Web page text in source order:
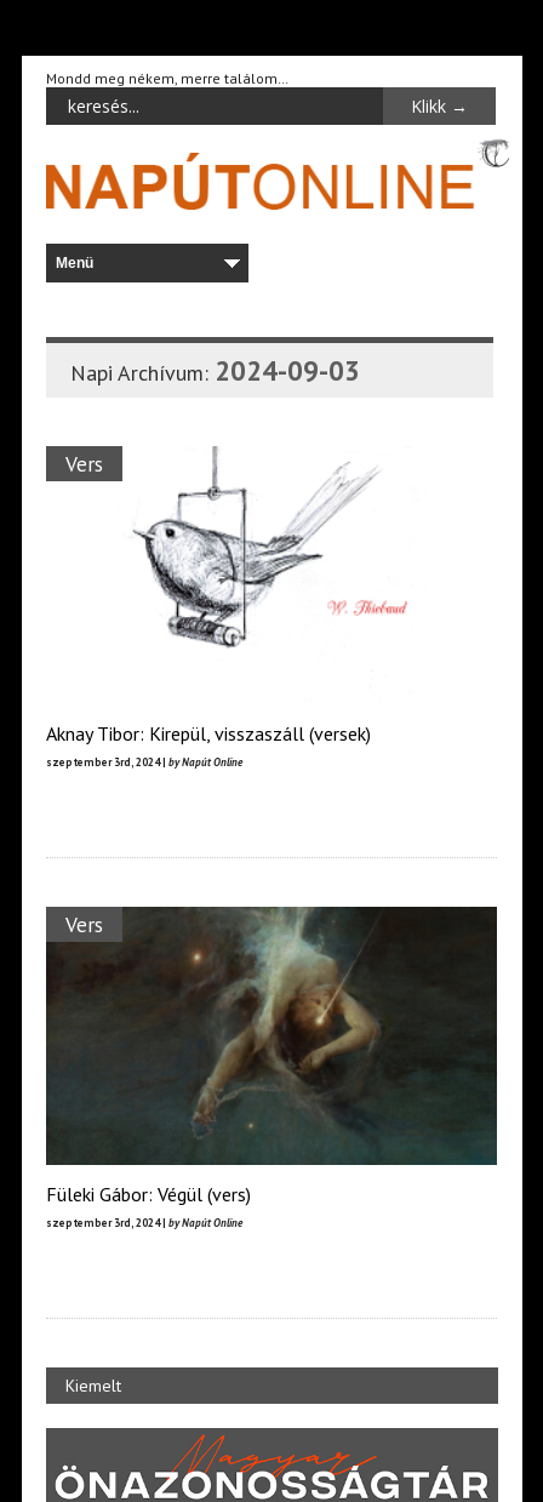
Mondd meg nékem, merre találom…
Napi Archívum: 2024-09-03
Vers
Aknay Tibor: Kirepül, visszaszáll (versek)
szeptember 3rd, 2024 | by Napút Online
Vers
Füleki Gábor: Végül (vers)
szeptember 3rd, 2024 | by Napút Online
Kiemelt